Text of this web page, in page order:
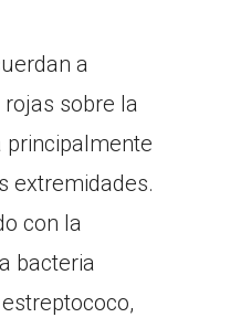
a
sobre la
principalmente
extremidades.
con la
bacteria